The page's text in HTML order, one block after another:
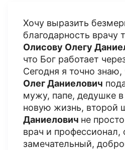
Хочу выразить
благодарность врачу
Олисову Олегу
что Бог работает
Сегодня я точно знаю,
Олег Даниелович
мужу, папе, дедушке
новую жизнь, второй
Даниелович не
врач и профессионал,
замечательный,